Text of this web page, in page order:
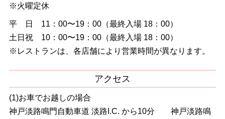
※火曜定休
平 日 11：00〜19：00（最終入場 18：00）
土日祝 10：00〜19：00（最終入場 18：00）
※レストランは、各店舗により営業時間が異なります。
アクセス
(1)お車でお越しの場合
神戸淡路鳴門自動車道 淡路I.C. から10分 神戸淡路鳴